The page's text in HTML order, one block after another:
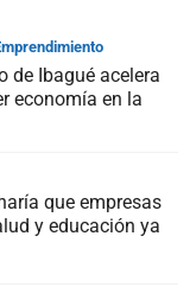
de Ibagué acelera
economía en la
que empresas
y educación ya